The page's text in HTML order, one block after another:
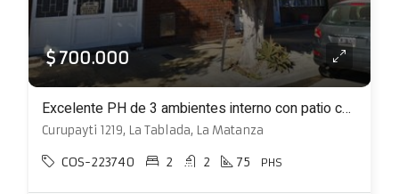
$ 700.000
Excelente PH de 3 ambientes interno con patio con parrilla
Curupayti 1219, La Tablada, La Matanza
COS-223740 2 2 75 PHS